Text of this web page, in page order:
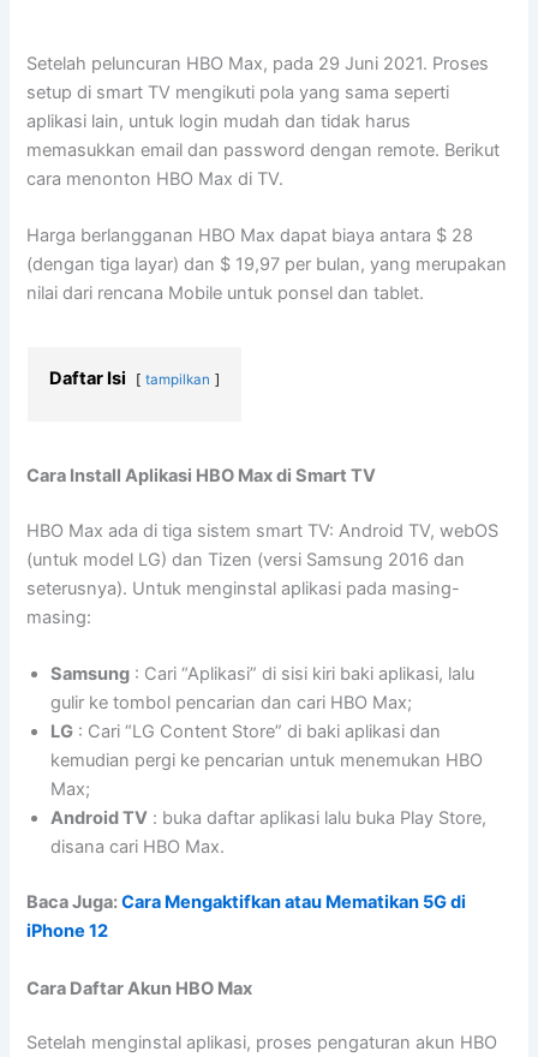
Setelah peluncuran HBO Max, pada 29 Juni 2021. Proses
setup di smart TV mengikuti pola yang sama seperti
aplikasi lain, untuk login mudah dan tidak harus
memasukkan email dan password dengan remote. Berikut
cara menonton HBO Max di TV.
Harga berlangganan HBO Max dapat biaya antara $ 28
(dengan tiga layar) dan $ 19,97 per bulan, yang merupakan
nilai dari rencana Mobile untuk ponsel dan tablet.
Daftar Isi tampilkan
Cara Install Aplikasi HBO Max di Smart TV
HBO Max ada di tiga sistem smart TV: Android TV, webOS
(untuk model LG) dan Tizen (versi Samsung 2016 dan
seterusnya). Untuk menginstal aplikasi pada masing-
masing:
Samsung : Cari “Aplikasi” di sisi kiri baki aplikasi, lalu
gulir ke tombol pencarian dan cari HBO Max;
LG : Cari “LG Content Store” di baki aplikasi dan
kemudian pergi ke pencarian untuk menemukan HBO
Max;
Android TV : buka daftar aplikasi lalu buka Play Store,
disana cari HBO Max.
Baca Juga:Cara Mengaktifkan atau Mematikan 5G di
iPhone 12
Cara Daftar Akun HBO Max
Setelah menginstal aplikasi, proses pengaturan akun HBO